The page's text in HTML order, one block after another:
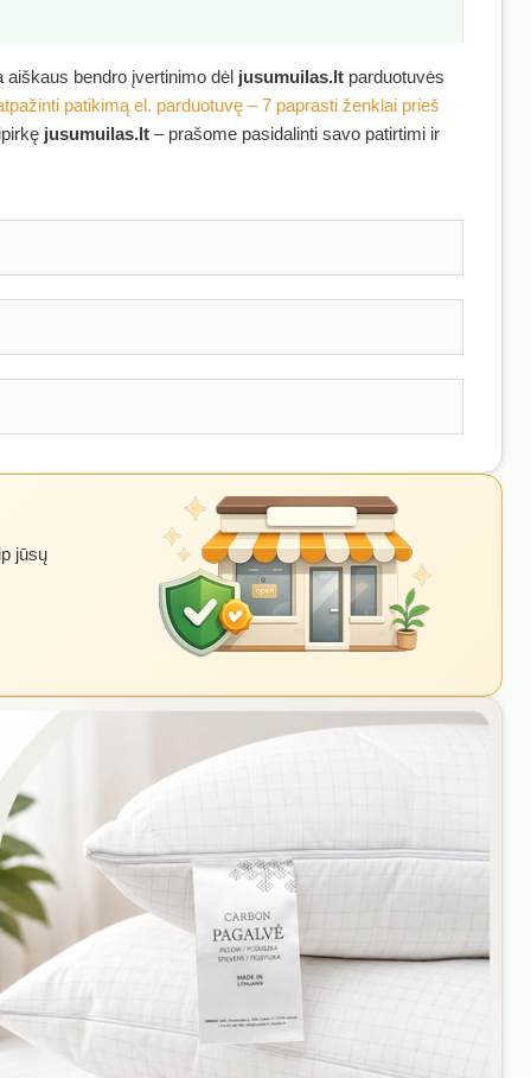
aiškaus bendro įvertinimo dėl jusumuilas.lt parduotuvės
patikimą el. parduotuvę – 7 paprasti ženklai prieš
jusumuilas.lt – prašome pasidalinti savo patirtimi ir
jūsų